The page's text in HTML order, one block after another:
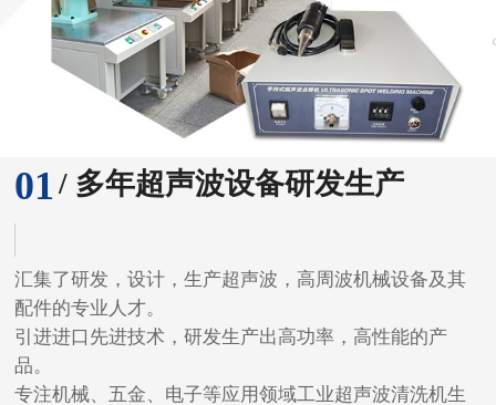
01 / 多年超声波设备研发生产
汇集了研发，设计，生产超声波，高周波机械设备及其
配件的专业人才。
引进进口先进技术，研发生产出高功率，高性能的产
品。
专注机械、五金、电子等应用领域工业超声波清洗机生